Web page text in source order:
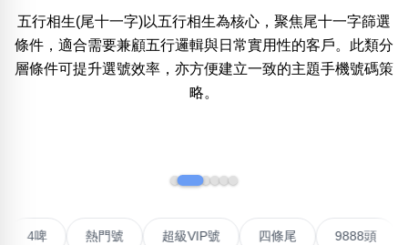
位置:
二 三 四 五 六 七 八
無0 無2無3無4 無7無8無9
五行相生(尾十一字)以五行相生為核心，聚焦尾十一字篩選
條件，適合需要兼顧五行邏輯與日常實用性的客戶。此類分
層條件可提升選號效率，亦方便建立一致的主題手機號碼策
略。
熱門號 超級VIP號 四條尾 9888頭